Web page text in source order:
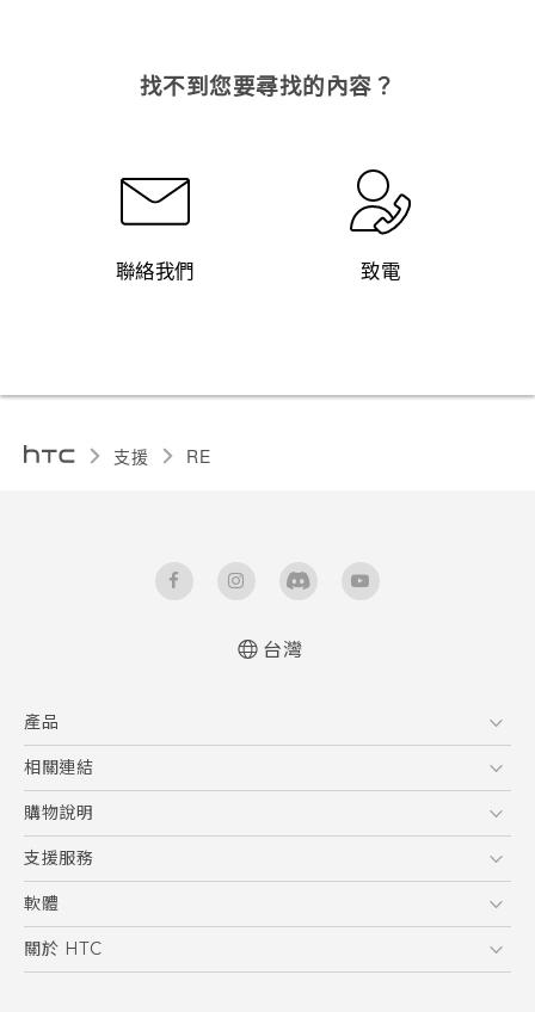
找不到您要尋找的內容？
聯絡我們 致電
支援 RE‎
台灣
產品
5G
智慧型手機
配件
相關連結
HTC Research
購物說明
購物須知
訂單管理
付款方式
支援服務
到府收送維修服務
服務中心資訊
客戶服務佈告欄
軟體
應用程式
關於 HTC